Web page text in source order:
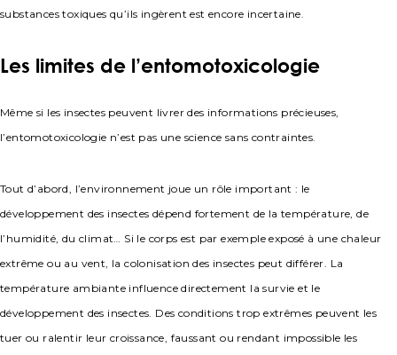
substances toxiques qu’ils ingèrent est encore incertaine.
Les limites de l’entomotoxicologie
Même si les insectes peuvent livrer des informations précieuses,
l’entomotoxicologie n’est pas une science sans contraintes.
Tout d’abord, l’environnement joue un rôle important : le
développement des insectes dépend fortement de la température, de
l’humidité, du climat… Si le corps est par exemple exposé à une chaleur
extrême ou au vent, la colonisation des insectes peut différer. La
température ambiante influence directement la survie et le
développement des insectes. Des conditions trop extrêmes peuvent les
tuer ou ralentir leur croissance, faussant ou rendant impossible les